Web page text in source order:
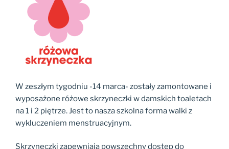
W zeszłym tygodniu -14 marca- zostały zamontowane i
wyposażone różowe skrzyneczki w damskich toaletach
na 1 i 2 piętrze. Jest to nasza szkolna forma walki z
wykluczeniem menstruacyjnym.
Skrzyneczki zapewniają powszechny dostęp do